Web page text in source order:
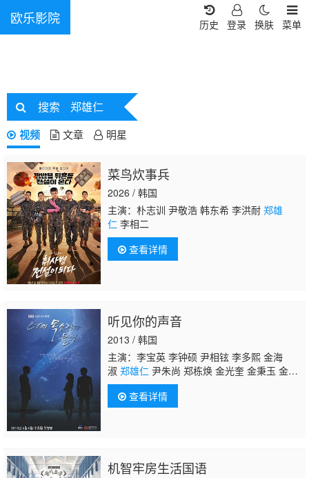
欧乐影院 菜单
换肤
登录
历史
搜索 郑雄仁
视频 文章 明星
菜鸟炊事兵
2026 / 韩国
主演：朴志训 尹敬浩 韩东希 李洪耐 郑雄
仁 李相二
查看详情
听见你的声音
2013 / 韩国
主演：李宝英 李钟硕 尹相铉 李多熙 金海
淑 郑雄仁 尹朱尚 郑栋焕 金光奎 金秉玉 金佳
恩 崔星俊
查看详情
机智牢房生活国语